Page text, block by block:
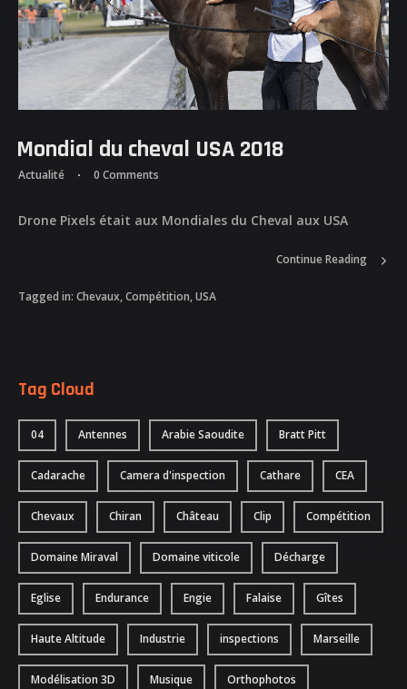
NOS REALISATIONS
QUI EST DERRIERE
ATTESTATIONS
Mondial du cheval USA 2018
Actualité 0 Comments
Drone Pixels était aux Mondiales du Cheval aux USA
Tagged in: Chevaux,Compétition,USA
Continue Reading
Tag Cloud
04 Antennes Arabie Saoudite Bratt Pitt
Cadarache Camera d'inspection Cathare CEA
Chevaux Chiran Château Clip Compétition
Domaine Miraval Domaine viticole Décharge
Eglise Endurance Engie Falaise Gîtes
Haute Altitude Industrie inspections Marseille
Modélisation 3D Musique Orthophotos